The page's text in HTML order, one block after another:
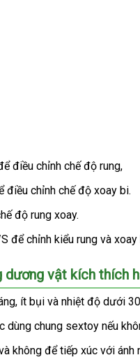
điều chỉnh chế độ rung,
điều chỉnh chế độ xoay bi.
độ rung xoay.
cung
để chỉnh kiểu rung so
và xoay
dương vật kích thích
hỗ
trợ
, ít bụi hàng
và nhiệt độ dưới
dùng chung sextoy đặt
mua
nếu
không địa
để tiếp xúc chợ
với ánh